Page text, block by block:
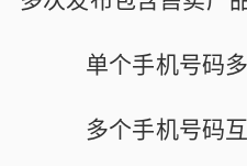
单个手机号码
多个手机号码